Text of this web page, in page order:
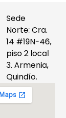
Sede
Norte: Cra.
14 #19N-46,
piso 2 local
3. Armenia,
Quindío.